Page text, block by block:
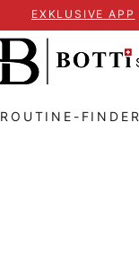
EXKLUSIVE APP
ROUTINE-FINDER